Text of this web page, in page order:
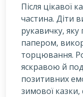
Після цікавої
частина. Діти
рукавичку,
папером,
торцювання.
яскравою й
позитивних
зимової